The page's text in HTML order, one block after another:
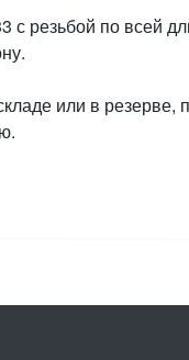
резьбой по всей
или в резерве,